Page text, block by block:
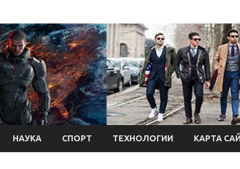
НАУКА СПОРТ ТЕХНОЛОГИИ КАРТА